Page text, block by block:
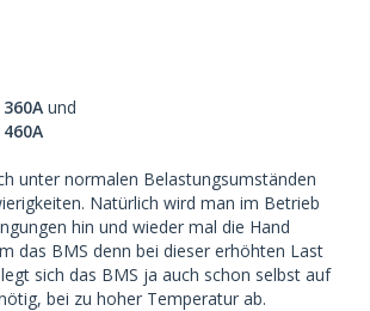
und
unter normalen Belastungsumständen
Natürlich wird man im Betrieb
hin und wieder mal die Hand
das BMS denn bei dieser erhöhten Last
sich das BMS ja auch schon selbst auf
bei zu hoher Temperatur ab.